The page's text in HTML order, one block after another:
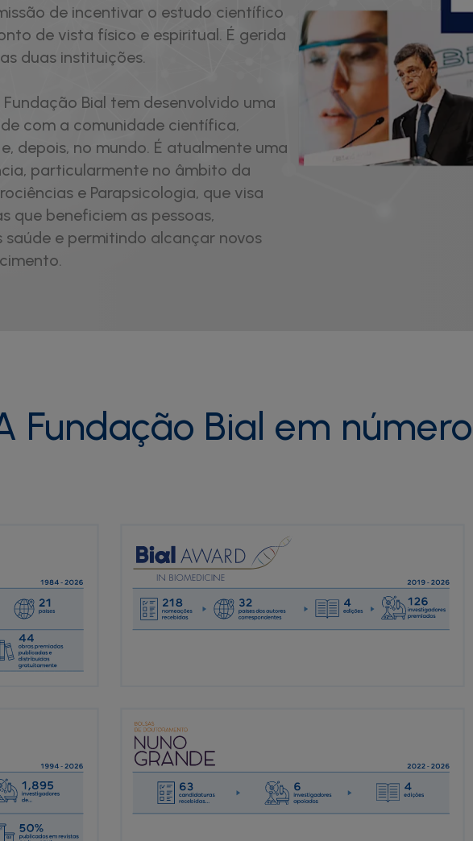
de incentivar o estudo científico
de vista físico e espiritual. É gerida
duas instituições.
Bial tem desenvolvido uma
com a comunidade científica,
depois, no mundo. É atualmente uma
particularmente no âmbito da
e Parapsicologia, que visa
que beneficiem as pessoas,
e permitindo alcançar novos
Fundação Bial em